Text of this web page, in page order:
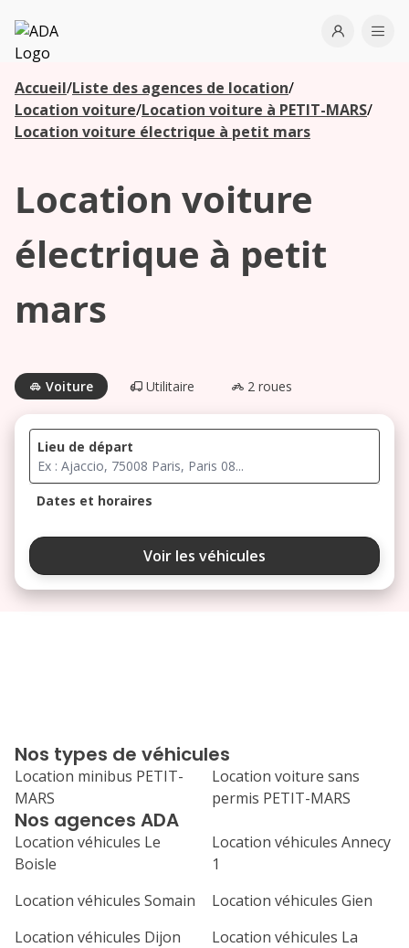
ADA
Open
Accueil/Liste des agences de location/
Location voiture/Location voiture à PETIT-MARS/
Location voiture électrique à petit mars
Location voiture
électrique à petit
mars
Voiture Utilitaire 2 roues
Lieu de départ
Dates et horaires
août 2026
ma me
24 25 26
septembre 2026
me
1
3
7 8 9 10 11
Voir les véhicules
Nos agences ADA
Location véhicules Le
Boisle
Location véhicules Annecy
1
Location véhicules Somain
Location véhicules Gien
Location véhicules Dijon
Location véhicules La
Nos types de véhicules
Location minibus PETIT-
MARS
Location voiture sans
permis PETIT-MARS
Les
agences à
proximité
Commencez
votre
recherche
agences à
proximité